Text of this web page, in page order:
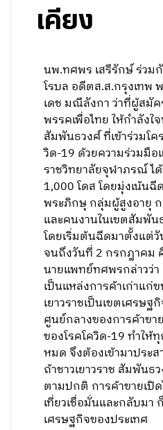
เคียง
นพ.ทศพร เสรีรักษ์ ร่วม
โรบล อดีตส.ส.กรุงเทพ
เดช มณีลังกา ว่าที่ผู้สมั
พรรคเพื่อไทย ให้กำลังใ
สัมพันธวงศ์ ที่เข้าร่วมโ
วิด-19 ด้วยความร่วมมื
ราชวิทยาลัยจุฬาภรณ์ ไ
1,000 โดส โดยมุ่งเน้น
พระภิกษุ กลุ่มผู้สูงอายุ
และคนงานในเขตสัมพัน
โดยเริ่มต้นฉีดมาตั้งแต่
จนถึงวันที่ 2 กรกฎาคม
นายแพทย์ทศพรกล่าวว่
เป็นแหล่งการค้าเก่าแก่
เยาวราชเป็นเขตเศรษ
ศูนย์กลางของการค้าข
ของโรคโควิด-19 ทำให้
หมด จึงต้องเข้ามาประ
ถ้าชาวเยาวราช สัมพัน
ตามปกติ การค้าขายเ
เที่ยวเชื่อมั่นและกลับมา
เศรษฐกิจของประเทศ